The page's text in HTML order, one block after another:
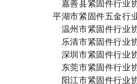
嘉善县紧固件行业
平湖市紧固件五金行
温州市紧固件行业
乐清市紧固件行业
深圳市紧固件行业
东莞市紧固件行业
阳江市紧固件行业